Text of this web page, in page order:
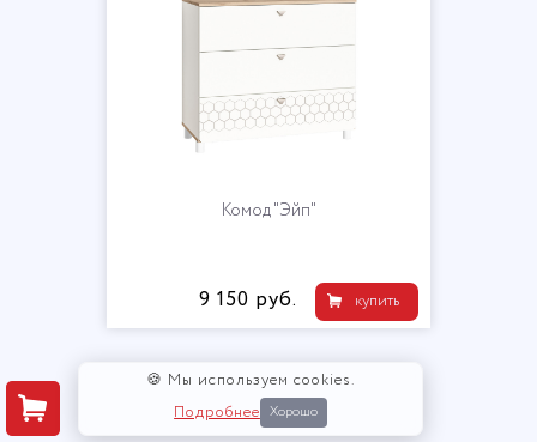
Комод "Эйп"
купить
9 150 руб.
🍪 Мы используем cookies.
Подробнее Хорошо